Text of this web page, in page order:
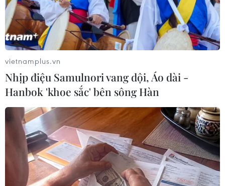
cũ kỹ./.
(TTXVN/Vietnam+)
vietnamplus.vn
Nhịp điệu Samulnori vang dội, Áo dài -
Hanbok 'khoe sắc' bên sông Hàn